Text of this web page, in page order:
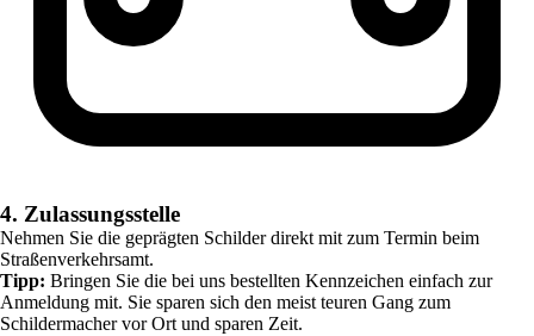
4. Zulassungsstelle
Nehmen Sie die geprägten Schilder direkt mit zum Termin beim
Straßenverkehrsamt.
Tipp: Bringen Sie die bei uns bestellten Kennzeichen einfach zur
Anmeldung mit. Sie sparen sich den meist teuren Gang zum
Schildermacher vor Ort und sparen Zeit.